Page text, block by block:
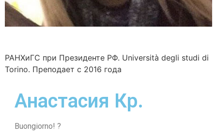
РАНХиГС при Президенте РФ. Università degli studi di
Torino. Преподает с 2016 года
Анастасия Кр.
Buongiorno! ?